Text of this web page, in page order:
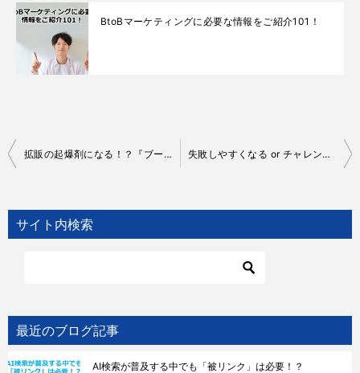
BtoBマーケティングに必要な情報をご紹介101！
投
ビ
ョ
ン
拡販の起爆剤になる！？『ブーム』『流行』『バズる』現象 失敗しやすくなる or チャレンジ精神が高まる！？『希望的観測』
サイト内検索
最近のブログ記事
AI検索が普及する中でも「被リンク」は必要！？